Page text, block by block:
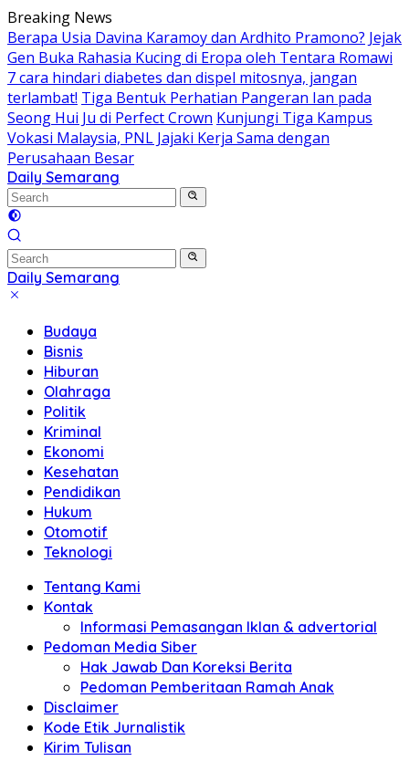
Skip
to
content
Breaking News
Berapa Usia Davina Karamoy dan Ardhito Pramono? Jejak
Gen Buka Rahasia Kucing di Eropa oleh Tentara Romawi
7 cara hindari diabetes dan dispel mitosnya, jangan
terlambat! Tiga Bentuk Perhatian Pangeran Ian pada
Seong Hui Ju di Perfect Crown Kunjungi Tiga Kampus
Vokasi Malaysia, PNL Jajaki Kerja Sama dengan
Perusahaan Besar
Daily Semarang
"Semarang
Hari
Ini:
Informasi
Terkini
untuk
Daily Semarang
"Semarang
Informasi
Terkini
untuk
Anda"
Budaya
Bisnis
Hiburan
Olahraga
Politik
Kriminal
Ekonomi
Kesehatan
Pendidikan
Hukum
Otomotif
Teknologi
Tentang Kami
Kontak
Informasi Pemasangan Iklan & advertorial
Pedoman Media Siber
Hak Jawab Dan Koreksi Berita
Pedoman Pemberitaan Ramah Anak
Disclaimer
Kode Etik Jurnalistik
Kirim Tulisan